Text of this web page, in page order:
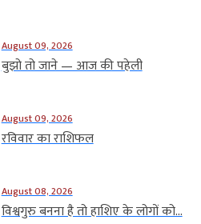
August 09, 2026
बुझो तो जाने — आज की पहेली
August 09, 2026
रविवार का राशिफल
August 08, 2026
विश्वगुरु बनना है तो हाशिए के लोगों को...